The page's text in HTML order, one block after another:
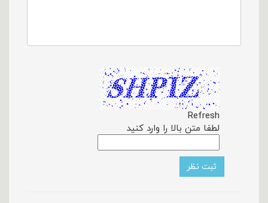
Refresh
لطفا متن بالا را وارد کنید